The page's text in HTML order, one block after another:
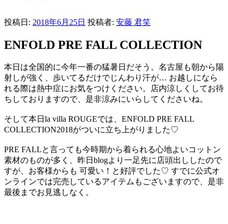
投稿日: 2018年6月25日 投稿者: 安藤 君笑
ENFOLD PRE FALL COLLECTION
本日は全国的に今年一番の猛暑日だそう。名古屋も朝から陽
射しが強く、歩いてるだけでじんわり汗が… お越しになら
れる際は熱中症にお気をつけください。店内涼しくしてお待
ちしておりますので、是非涼みにいらしてくださいね。
そして本日la villa ROUGEでは、ENFOLD PRE FALL
COLLECTION2018がついに立ち上がりました♡
PRE FALLと言っても今時期から着られる心地よいコットン
素材のものが多く、昨日blogより一足先に店頭出ししたので
すが、お客様からも 可愛い！と好評でした♡ すでに公式オ
ンラインでは完売しているアイテムもございますので、是非
最後までお見逃しなく。